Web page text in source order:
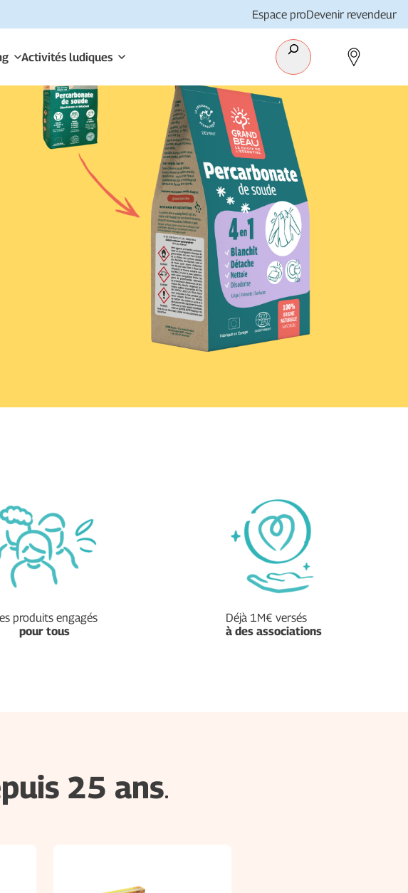
Espace proDevenir revendeur
Activités ludiques
Recherche
produits engagés
pour tous
Déjà 1M€ versés
à des associations
25 ans.